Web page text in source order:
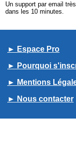
Un support par email
dans les 10 minutes.
► Espace Pro
► Pourquoi
► Mentions
► Nous contacter